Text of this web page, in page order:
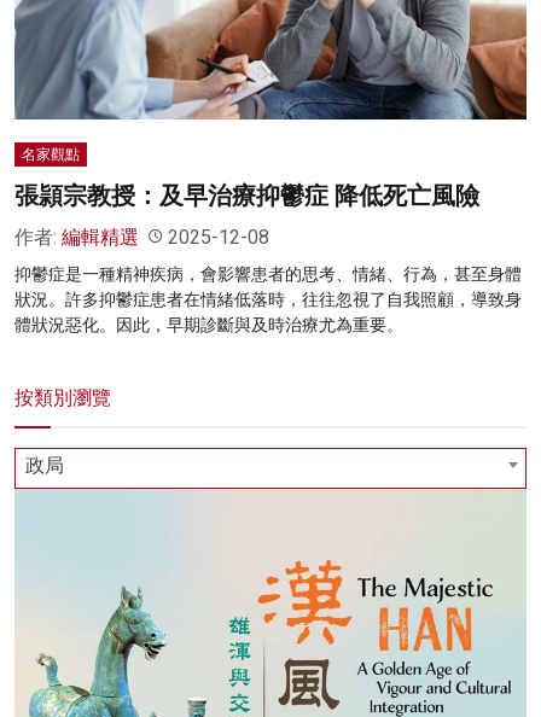
名家榜
灼見活動
名家觀點
張頴宗教授：及早治療抑鬱症 降低死亡風險
作者: 編輯精選 2025-12-08
抑鬱症是一種精神疾病，會影響患者的思考、情緒、行為，甚至身體
狀況。許多抑鬱症患者在情緒低落時，往往忽視了自我照顧，導致身
體狀況惡化。因此，早期診斷與及時治療尤為重要。
按類別瀏覽
政局